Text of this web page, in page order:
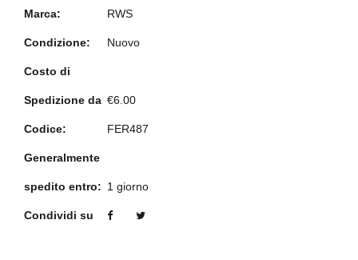
Marca: RWS
Condizione: Nuovo
Costo di
Spedizione da €6.00
Codice: FER487
Generalmente
spedito entro: 1 giorno
Condividi su